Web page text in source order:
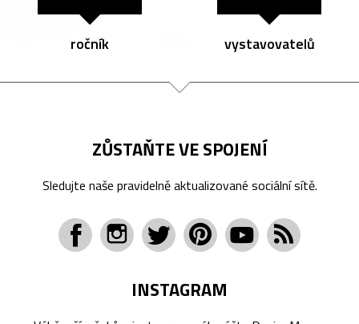
ročník vystavovatelů
ZŮSTAŇTE VE SPOJENÍ
Sledujte naše pravidelně aktualizované sociální sítě.
INSTAGRAM